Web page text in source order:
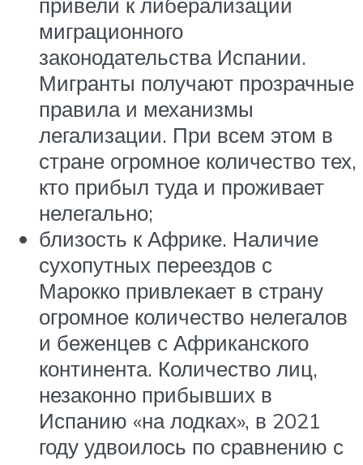
привели к либерализации
миграционного
законодательства Испании.
Мигранты получают прозрачные
правила и механизмы
легализации. При всем этом в
стране огромное количество тех,
кто прибыл туда и проживает
нелегально;
близость к Африке. Наличие
сухопутных переездов с
Марокко привлекает в страну
огромное количество нелегалов
и беженцев с Африканского
континента. Количество лиц,
незаконно прибывших в
Испанию «на лодках», в 2021
году удвоилось по сравнению с